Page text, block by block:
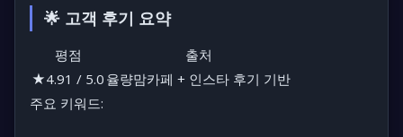
🌟 고객 후기 요약
평점
출처
★4.91 / 5.0 율량맘카페 + 인스타 후기 기반
주요 키워드: